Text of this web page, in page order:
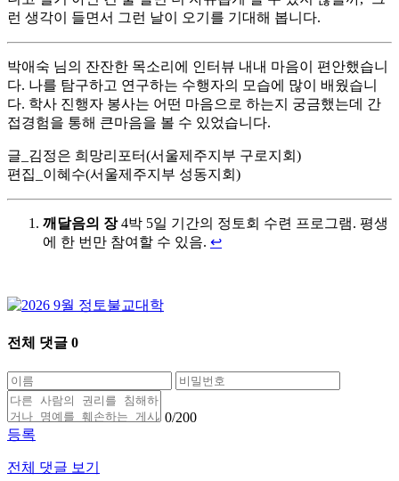
런 생각이 들면서 그런 날이 오기를 기대해 봅니다.
박애숙 님의 잔잔한 목소리에 인터뷰 내내 마음이 편안했습니
다. 나를 탐구하고 연구하는 수행자의 모습에 많이 배웠습니
다. 학사 진행자 봉사는 어떤 마음으로 하는지 궁금했는데 간
접경험을 통해 큰마음을 볼 수 있었습니다.
글_김정은 희망리포터(서울제주지부 구로지회)
편집_이혜수(서울제주지부 성동지회)
깨달음의 장4박 5일 기간의 정토회 수련 프로그램. 평생
에 한 번만 참여할 수 있음. ↩
전체 댓글 0
0/200
등록
전체 댓글 보기